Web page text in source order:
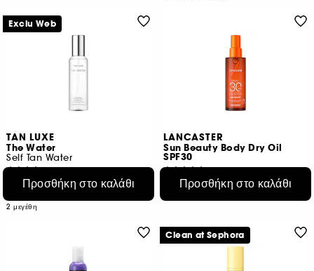
TAN LUXE
The Water
Self Tan Water
56
€ 42,95
2 μεγέθη
Προσθήκη στο καλάθι
Exclu Web
LANCASTER
Sun Beauty Body Dry Oil
SPF30
3
€ 49,95
Προσθήκη στο καλάθι
Clean at Sephora